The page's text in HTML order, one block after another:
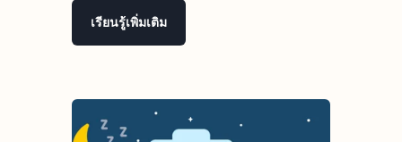
เรียนรู้เพิ่มเติม